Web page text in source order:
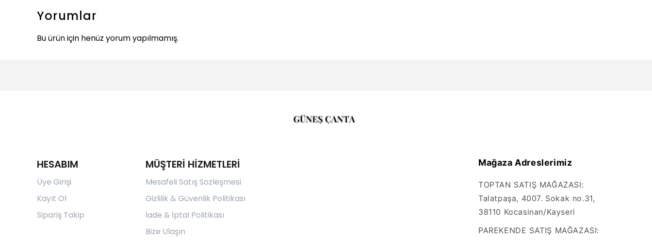
Yorumlar
Bu ürün için henüz yorum yapılmamış.
HESABIM
Üye Girişi
Kayıt Ol
Sipariş Takip
MÜŞTERİ HİZMETLERİ
Mesafeli Satış Sözleşmesi
Gizlilik & Güvenlik Politikası
İade & İptal Politikası
Bize Ulaşın
Mağaza Adreslerimiz
TOPTAN SATIŞ MAĞAZASI:
Talatpaşa, 4007. Sokak no.31,
38110 Kocasinan/Kayseri
PAREKENDE SATIŞ MAĞAZASI: